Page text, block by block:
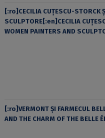
[:ro]CECILIA CUŢESCU-STORCK
SCULPTORE[:en]CECILIA
WOMEN PAINTERS AND
[:ro]VERMONT ȘI FARMECUL
AND THE CHARM OF THE BELLE